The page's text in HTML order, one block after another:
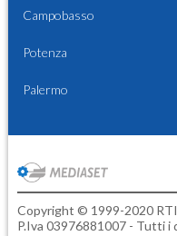
Campobasso
Potenza
Palermo
Copyright © 1999-2020 RTI
P.Iva 03976881007 - Tutti i